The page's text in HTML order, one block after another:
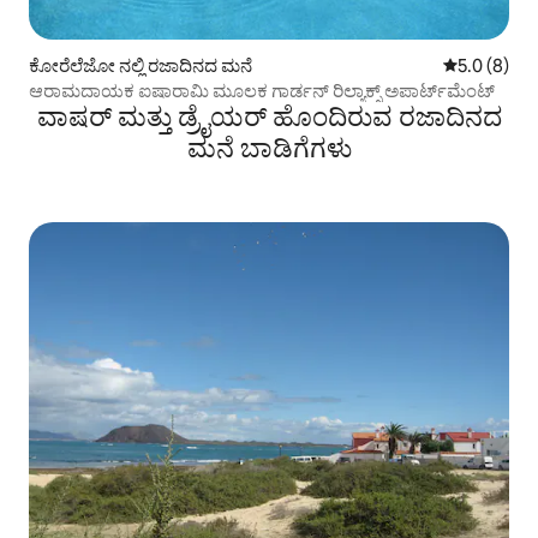
ಕೋರೆಲೆಜೋ ನಲ್ಲಿ ರಜಾದಿನದ ಮನೆ 5 ರಲ್ಲಿ 5.0
5.0 (8)
ಆರಾಮದಾಯಕ ಐಷಾರಾಮಿ ಮೂಲಕ ಗಾರ್ಡನ್ ರಿಲ್ಯಾಕ್ಸ್ ಅಪಾರ್ಟ್‌ಮೆಂಟ್
ವಾಷರ್ ಮತ್ತು ಡ್ರೈಯರ್ ಹೊಂದಿರುವ ರಜಾದಿನದ
ಮನೆ ಬಾಡಿಗೆಗಳು